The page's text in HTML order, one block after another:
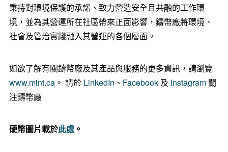
秉持對環境保護的承諾、致力營造安全且共融的工作環
境，並為其營運所在社區帶來正面影響，鑄幣廠將環境、
社會及管治實踐融入其營運的各個層面。
如欲了解有關鑄幣廠及其產品與服務的更多資訊，請瀏覽
www.mint.ca。 請於 LinkedIn 、 Facebook及 Instagram關
注鑄幣廠
硬幣圖片載於此處。